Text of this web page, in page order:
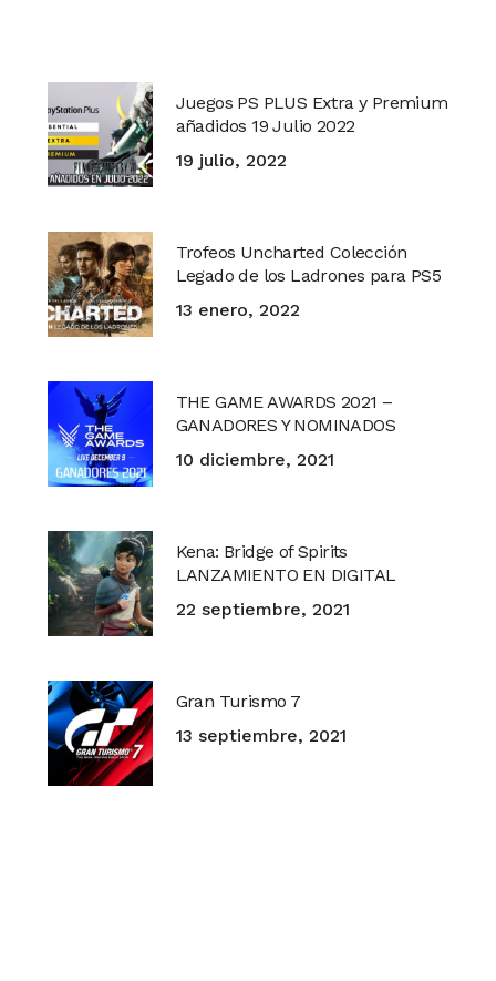
Juegos PS PLUS Extra y Premium
añadidos 19 Julio 2022
19 julio, 2022
Trofeos Uncharted Colección
Legado de los Ladrones para PS5
13 enero, 2022
THE GAME AWARDS 2021 –
GANADORES Y NOMINADOS
10 diciembre, 2021
Kena: Bridge of Spirits
LANZAMIENTO EN DIGITAL
22 septiembre, 2021
Gran Turismo 7
13 septiembre, 2021